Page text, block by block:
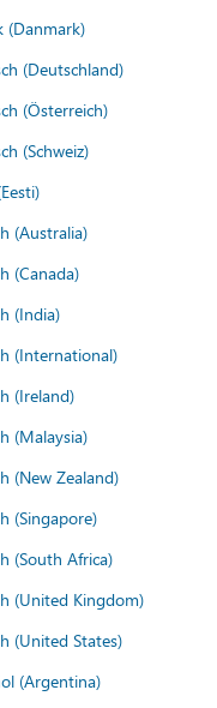
(Danmark)
(Deutschland)
(Österreich)
(Schweiz)
(Australia)
(Canada)
(India)
(International)
(Ireland)
(Malaysia)
(New Zealand)
(Singapore)
(South Africa)
(United Kingdom)
(United States)
(Argentina)